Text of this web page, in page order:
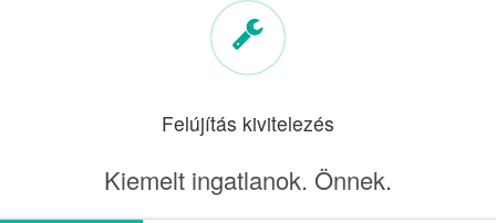
Felújítás kivitelezés
Kiemelt ingatlanok. Önnek.